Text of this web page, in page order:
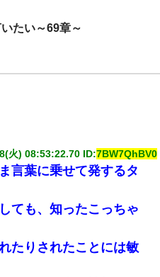
たい～69章～
火) 08:53:22.70 ID:7BW7QhBV0
言葉に乗せて発するタ
ても、知ったこっちゃ
たりされたことには敏